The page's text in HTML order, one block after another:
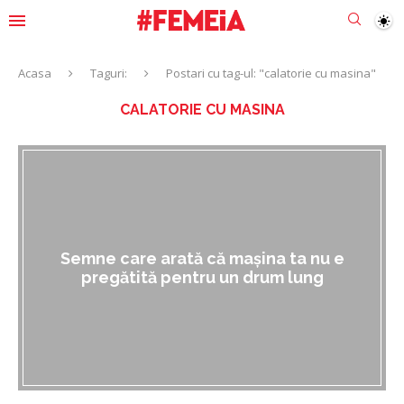
Acasa Taguri: Postari cu tag-ul: "calatorie cu masina"
CALATORIE CU MASINA
Semne care arată că mașina ta nu e
pregătită pentru un drum lung